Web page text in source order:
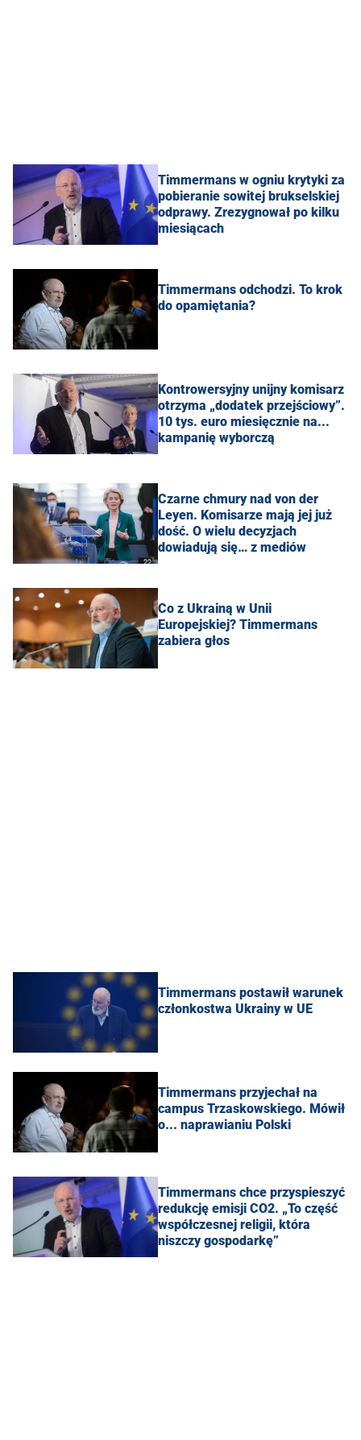
Timmermans w ogniu krytyki za
pobieranie sowitej brukselskiej
odprawy. Zrezygnował po kilku
miesiącach
Timmermans odchodzi. To krok
do opamiętania?
Kontrowersyjny unijny komisarz
otrzyma „dodatek przejściowy”.
10 tys. euro miesięcznie na...
kampanię wyborczą
Czarne chmury nad von der
Leyen. Komisarze mają jej już
dość. O wielu decyzjach
dowiadują się… z mediów
Co z Ukrainą w Unii
Europejskiej? Timmermans
zabiera głos
Timmermans postawił warunek
członkostwa Ukrainy w UE
Timmermans przyjechał na
campus Trzaskowskiego. Mówił
o... naprawianiu Polski
Timmermans chce przyspieszyć
redukcję emisji CO2. „To część
współczesnej religii, która
niszczy gospodarkę”